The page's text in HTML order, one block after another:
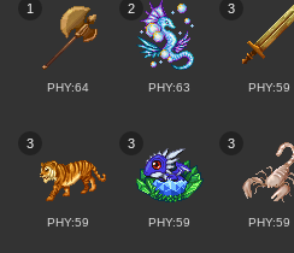
1
PHY:64
2
PHY:63
3
PHY:59
3
PHY:59
3
PHY:59
3
PHY:59